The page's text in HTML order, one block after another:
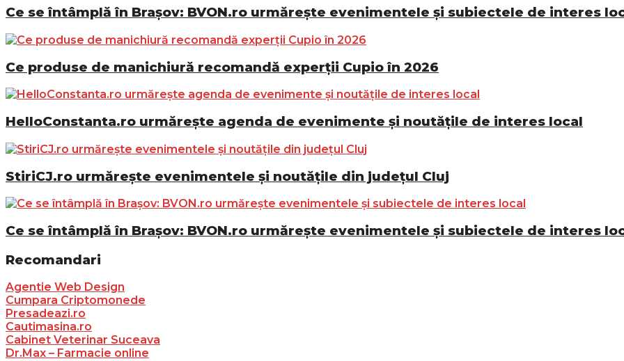
Ce se întâmplă în Brașov: BVON.ro urmărește evenimentele și subiectele de interes
Ce produse de manichiură recomandă experții Cupio în 2026
HelloConstanta.ro urmărește agenda de evenimente și noutățile de interes local
StiriCJ.ro urmărește evenimentele și noutățile din județul Cluj
Ce se întâmplă în Brașov: BVON.ro urmărește evenimentele și subiectele de interes
Recomandari
Agentie Web Design
Cumpara Criptomonede
Presadeazi.ro
Cautimasina.ro
Cabinet Veterinar Suceava
Dr.Max – Farmacie online